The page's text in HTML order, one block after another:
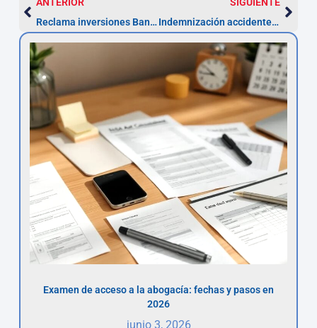
Reclama inversiones Bankia en Móstoles: plazo 5 años
Indemnización accidente en Móstoles: reclama antes de 1 año
Examen de acceso a la abogacía: fechas y pasos en
2026
junio 3, 2026